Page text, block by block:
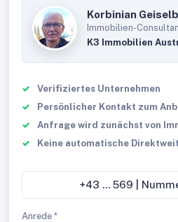
Korbinian
Immobilien-
K3 Immobilien
Verifiziertes Unternehmen
Persönlicher Kontakt zum
Anfrage wird zunächst von
Keine automatische
+43 ... 569 |
Anrede *